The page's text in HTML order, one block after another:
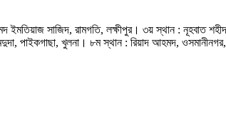
সাজিদ, রামগতি, লক্ষীপুর। ৩য় স্থান : নূহবাত
পাইকগাছা, খুলনা। ৮ম স্থান : রিয়াদ আহমদ,